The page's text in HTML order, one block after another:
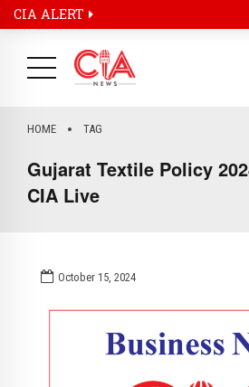
CIA ALERT
HOME TAG
Gujarat Textile Policy
CIA Live
October 15, 2024